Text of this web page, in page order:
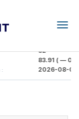
sug'urta
82
83.91( — 0.0 )
2026-08-07